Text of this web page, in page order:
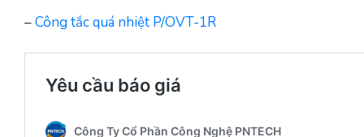
–Công tắc quá nhiệt P/OVT-1R